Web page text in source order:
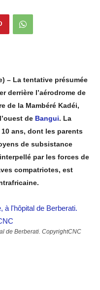
– La tentative présumée
derrière l’aérodrome de
de la Mambéré Kadéi,
de Bangui. La
ans, dont les parents
de subsistance
par les forces de
compatriotes, est
de Berberati. CopyrightCNC